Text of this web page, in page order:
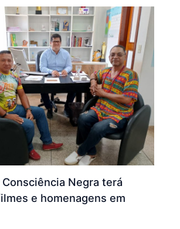
Consciência Negra terá
e homenagens em